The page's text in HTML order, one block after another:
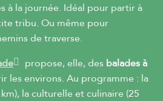
à la journée. Idéal pour partir à
tribu. Ou même pour
de traverse.
propose, elle, des balades à
les environs. Au programme : la
la culturelle et culinaire (25